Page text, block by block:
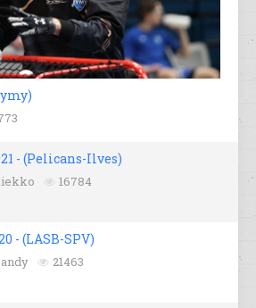
- (Pelicans-Ilves)
16784
- (LASB-SPV)
21463